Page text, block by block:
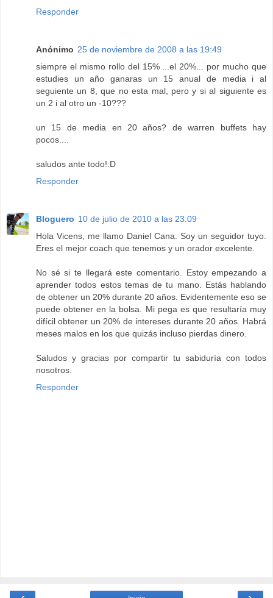
Responder
Anónimo 25 de noviembre de 2008 a las 19:49
siempre el mismo rollo del 15% ...el 20%... por mucho que
estudies un año ganaras un 15 anual de media i al
seguiente un 8, que no esta mal, pero y si al siguiente es
un 2 i al otro un -10???
un 15 de media en 20 años? de warren buffets hay
pocos....
saludos ante todo!:D
Responder
Bloguero 10 de julio de 2010 a las 23:09
Hola Vicens, me llamo Daniel Cana. Soy un seguidor tuyo.
Eres el mejor coach que tenemos y un orador excelente.
No sé si te llegará este comentario. Estoy empezando a
aprender todos estos temas de tu mano. Estás hablando
de obtener un 20% durante 20 años. Evidentemente eso se
puede obtener en la bolsa. Mi pega es que resultaría muy
difícil obtener un 20% de intereses durante 20 años. Habrá
meses malos en los que quizás incluso pierdas dinero.
Saludos y gracias por compartir tu sabiduría con todos
nosotros.
Responder